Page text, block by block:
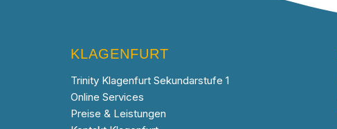
KLAGENFURT
Trinity Klagenfurt Sekundarstufe 1
Online Services
Preise & Leistungen